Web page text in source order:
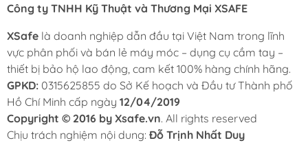
Công ty TNHH Kỹ Thuật và Thương Mại XSAFE
XSafe là doanh nghiệp dẫn đầu tại Việt Nam trong lĩnh
vực phân phối và bán lẻ máy móc – dụng cụ cầm tay –
thiết bị bảo hộ lao động, cam kết 100% hàng chính hãng.
GPKD: 0315625855 do Sở Kế hoạch và Đầu tư Thành phố
Hồ Chí Minh cấp ngày 12/04/2019
Copyright © 2016 by Xsafe.vn. All rights reserved
Chịu trách nghiệm nội dung: Đỗ Trịnh Nhất Duy